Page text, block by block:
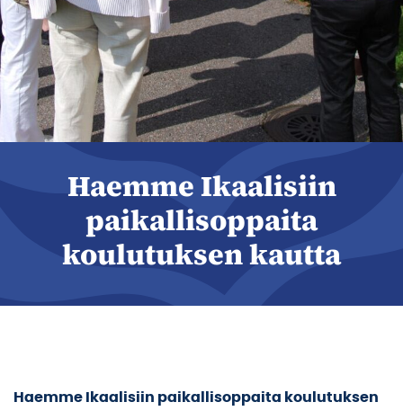
Haemme Ikaalisiin
paikallisoppaita
koulutuksen kautta
Haemme Ikaalisiin paikallisoppaita koulutuksen